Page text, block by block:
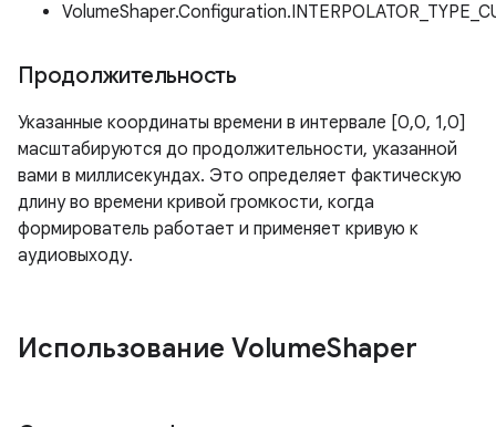
Продолжительность
Указанные координаты времени в интервале [0,0, 1,0]
масштабируются до продолжительности, указанной
вами в миллисекундах. Это определяет фактическую
длину во времени кривой громкости, когда
формирователь работает и применяет кривую к
аудиовыходу.
Использование VolumeShaper